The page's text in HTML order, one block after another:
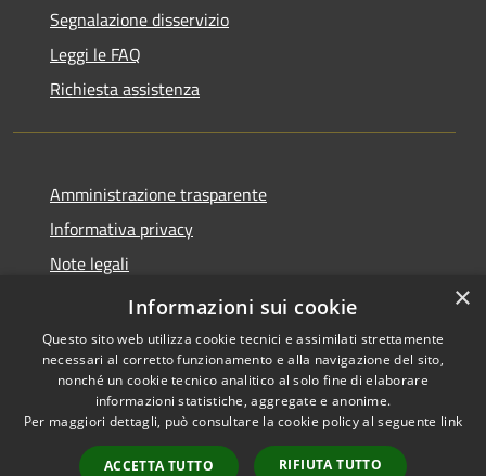
Segnalazione disservizio
Leggi le FAQ
Richiesta assistenza
Amministrazione trasparente
Informativa privacy
Note legali
Dichiarazione di accessibilità
Accessibilità
Copyright © 2026 • Comune di
Cavaion Veronese • Powered
byMunicipium
Accesso
×
Informazioni sui cookie
Questo sito web utilizza cookie tecnici e assimilati strettamente
necessari al corretto funzionamento e alla navigazione del sito,
nonché un cookie tecnico analitico al solo fine di elaborare
informazioni statistiche, aggregate e anonime.
Per maggiori dettagli, può consultare la cookie policy al seguente link
ACCETTA TUTTO RIFIUTA TUTTO